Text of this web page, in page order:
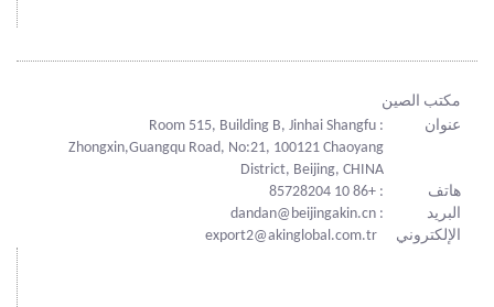
مكتب الصين
عنوان
: Room 515, Building B, Jinhai Shangfu
Zhongxin,Guangqu Road, No:21, 100121 Chaoyang
District, Beijing, CHINA
هاتف
: +86 10 85728204
البريد
الإلكتروني
: dandan@beijingakin.cn